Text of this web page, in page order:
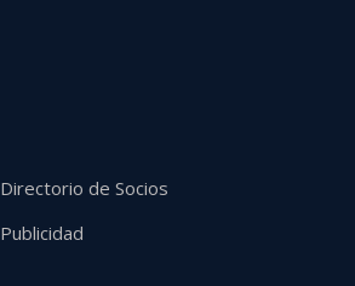
Directorio de Socios
Publicidad